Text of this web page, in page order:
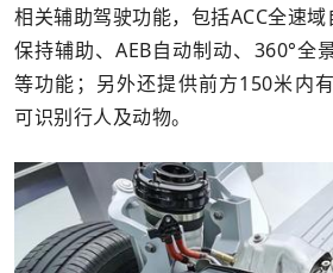
相关辅助驾驶功能，包括ACC全速
保持辅助、AEB自动制动、360°全
等功能；另外还提供前方150米内
可识别行人及动物。